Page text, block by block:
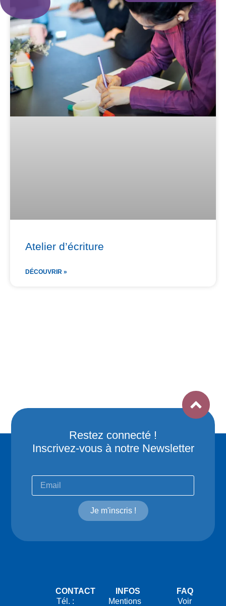
Atelier d’écriture
DÉCOUVRIR »
Restez connecté !
Inscrivez-vous à notre Newsletter
Je m'inscris !
CONTACT
Tél. :
INFOS
Mentions
FAQ
Voir